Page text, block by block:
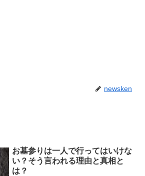
newsken
お墓参りは一人で行ってはいけな
い？そう言われる理由と真相と
は？